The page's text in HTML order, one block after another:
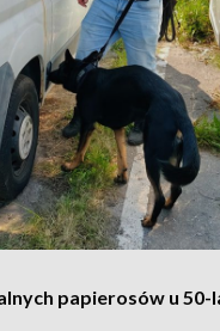
papierosów u 50-